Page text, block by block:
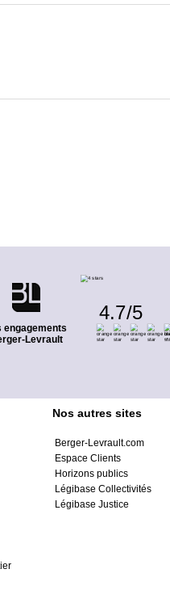
engagements
Levrault
4.7/5
:
Nos autres sites
Berger-Levrault.com
Espace Clients
Horizons publics
Légibase Collectivités
Légibase Justice